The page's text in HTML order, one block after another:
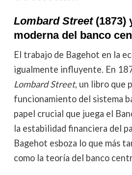
Lombard Street(1873)
moderna del banco
El trabajo de Bagehot en la
igualmente influyente. En
Lombard Street, un libro que
funcionamiento del sistema
papel crucial que juega el
la estabilidad financiera del
Bagehot esboza lo que más
como la teoría del banco